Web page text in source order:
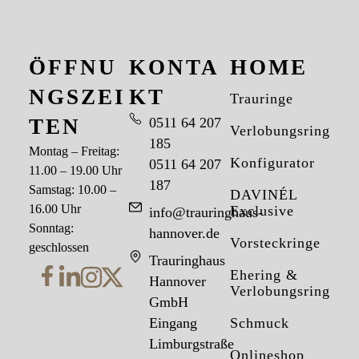
HOME
Trauringe
Verlobungsringe
Konfigurator
DAVINÉL
Exclusive
Vorsteckringe
Ehering &
Verlobungsring
Schmuck
Onlineshop
KONTA
KT
0511 64 207
185
0511 64 207
187
info@trauringhaus-
hannover.de
Trauringhaus
Hannover
GmbH
Eingang
Limburgstraße
ÖFFNU
NGSZEI
TEN
Montag – Freitag:
11.00 – 19.00 Uhr
Samstag: 10.00 –
16.00 Uhr
Sonntag:
geschlossen